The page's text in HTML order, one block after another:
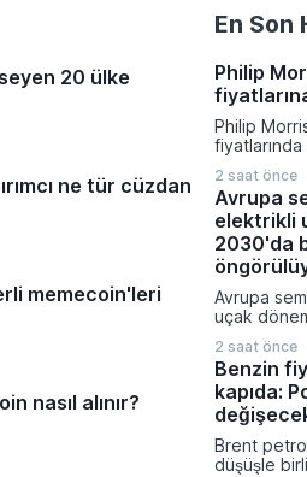
20 ülke
ne tür cüzdan
memecoin'leri
nasıl alınır?
En Son
Philip
Philip
Ağustos
giren zamlı
düşük ve
aralıkları
2 saat önce
Avrupa
elektrikli
2030'da
Avrupa
uçak
ilerlemeler
popüler
bataryalı
seyahat
geliyor.
2 saat önce
Benzin
kapıda:
Brent
düşüşle